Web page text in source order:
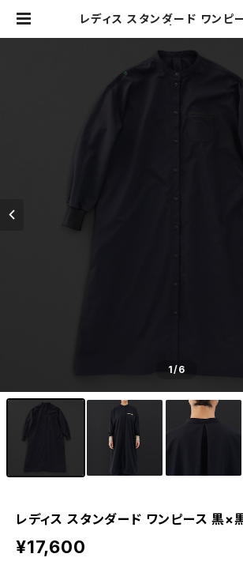
レディス スタンダード ワンピ
1/6
レディス スタンダード ワンピース 黒×
¥17,600